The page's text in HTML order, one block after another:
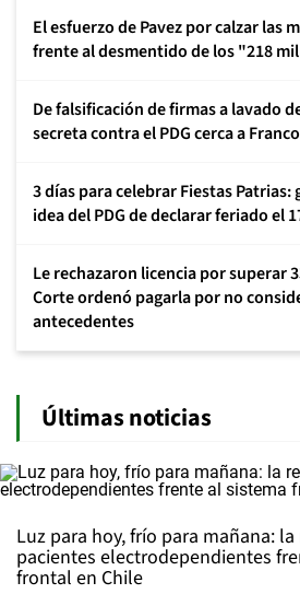
El esfuerzo de Pavez por calzar las
frente al desmentido de los "218
De falsificación de firmas a lavado
secreta contra el PDG cerca a
3 días para celebrar Fiestas
idea del PDG de declarar feriado el
Le rechazaron licencia por superar
Corte ordenó pagarla por no
antecedentes
Últimas noticias
Luz para hoy, frío para mañana:
pacientes electrodependientes
frontal en Chile